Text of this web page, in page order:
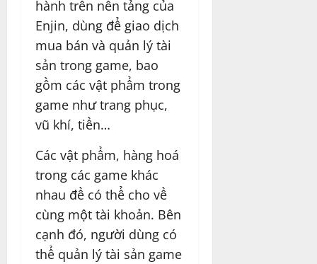
hành trên nền tảng của
Enjin, dùng để giao dịch
mua bán và quản lý tài
sản trong game, bao
gồm các vật phẩm trong
game như trang phục,
vũ khí, tiền…
Các vật phẩm, hàng hoá
trong các game khác
nhau đề có thể cho về
cùng một tài khoản. Bên
cạnh đó, người dùng có
thể quản lý tài sản game